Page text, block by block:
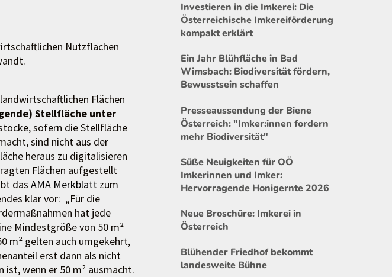
Nutzflächen
Flächen
Stellfläche unter
sofern die Stellfläche
sind nicht aus der
heraus zu digitalisieren
Flächen aufgestellt
das AMA Merkblatt zum
klar vor: „Für die
hat jede
Mindestgröße von 50 m²
m² gelten auch umgekehrt,
erst dann als nicht
ist, wenn er 50 m² ausmacht.
Investieren in die Imkerei: Die
Österreichische Imkereiförderung
kompakt erklärt
Ein Jahr Blühfläche in Bad
Wimsbach: Biodiversität fördern,
Bewusstsein schaffen
Presseaussendung der Biene
Österreich: "Imker:innen fordern
mehr Biodiversität"
Süße Neuigkeiten für OÖ
Imkerinnen und Imker:
Hervorragende Honigernte 2026
Neue Broschüre: Imkerei in
Österreich
Blühender Friedhof bekommt
landesweite Bühne